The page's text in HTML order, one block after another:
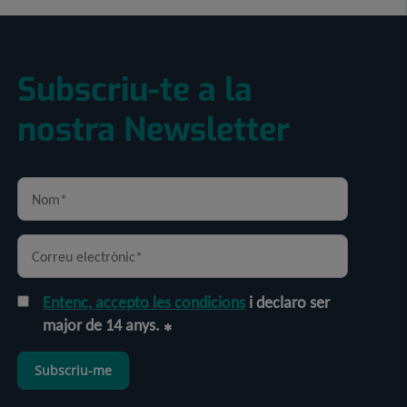
Subscriu-te a la
nostra Newsletter
Entenc, accepto les condicions i declaro ser
major de 14 anys.
Subscriu-me